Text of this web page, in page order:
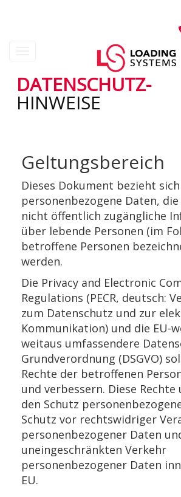
User
aktivieren/deaktivieren
DATENSCHUTZ-
HINWEISE
Geltungsbereich
Dieses Dokument bezieht
personenbezogene Daten,
nicht öffentlich zugängliche
über lebende Personen (im
betroffene Personen
werden.
Die Privacy and Electronic
Regulations (PECR, deutsch:
zum Datenschutz und zur
Kommunikation) und die EU-
weitaus umfassendere
Grundverordnung (DSGVO)
Rechte der betroffenen
und verbessern. Diese Rechte
den Schutz
Schutz vor rechtswidriger
personenbezogener Daten
uneingeschränkten Verkehr
personenbezogener Daten
EU.